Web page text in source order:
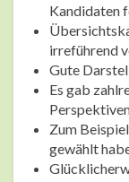
Kandidaten
irreführend
Gute
Es gab
Zum
gewählt